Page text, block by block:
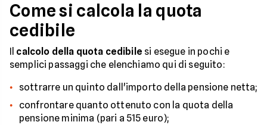
Come si calcola la quota
cedibile
Il calcolo della quota cedibile si esegue in pochi e
semplici passaggi che elenchiamo qui di seguito:
sottrarre un quinto dall'importo della pensione netta;
confrontare quanto ottenuto con la quota della
pensione minima (pari a 515 euro);